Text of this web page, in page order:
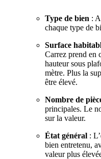
Type de bien :
chaque type de
Surface
Carrez prend en
hauteur sous
mètre. Plus la
être élevé.
Nombre de
principales. Le
sur la valeur.
État général :
bien entretenu,
valeur plus